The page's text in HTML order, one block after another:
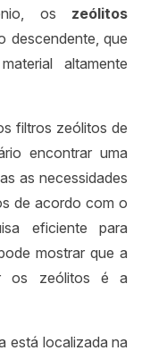
os zeólitos
descendente, que
altamente
filtros zeólitos de
encontrar uma
as necessidades
de acordo com o
eficiente para
mostrar que a
os zeólitos é a
está localizada na